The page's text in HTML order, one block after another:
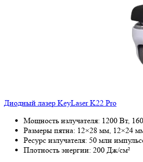
Диодный лазер KeyLaser K22 Pro
Мощность излучателя: 1200 Вт,
Размеры пятна: 12×28 мм, 12×24
Ресурс излучателя: 50 млн
Плотность энергии: 200 Дж/см²